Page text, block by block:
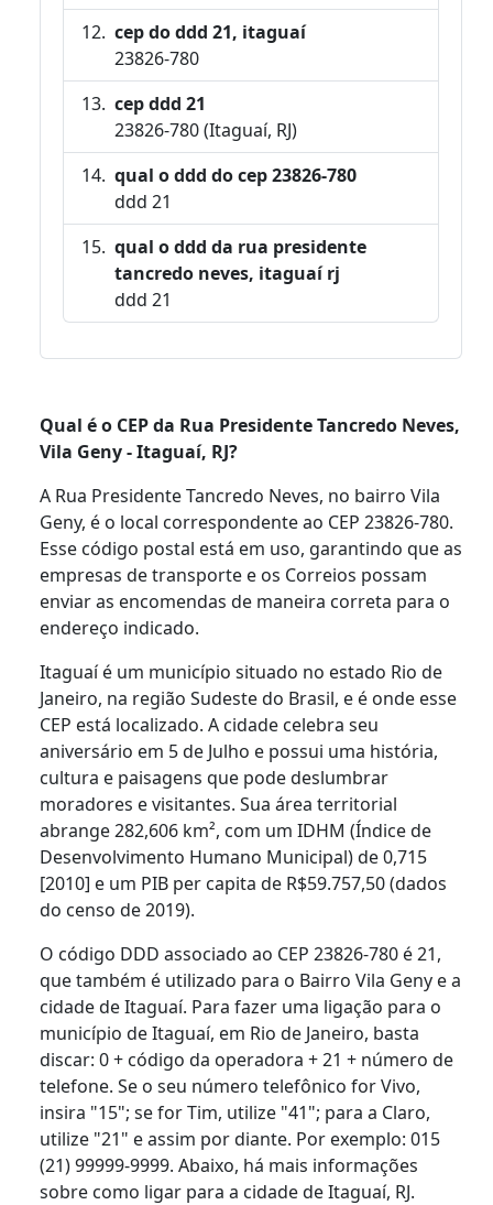
cep do ddd 21, itaguaí
23826-780
cep ddd 21
23826-780 (Itaguaí, RJ)
qual o ddd do cep 23826-780
ddd 21
qual o ddd da rua presidente
tancredo neves, itaguaí rj
ddd 21
Qual é o CEP da Rua Presidente Tancredo Neves,
Vila Geny - Itaguaí, RJ?
A Rua Presidente Tancredo Neves, no bairro Vila
Geny, é o local correspondente ao CEP 23826-780.
Esse código postal está em uso, garantindo que as
empresas de transporte e os Correios possam
enviar as encomendas de maneira correta para o
endereço indicado.
Itaguaí é um município situado no estado Rio de
Janeiro, na região Sudeste do Brasil, e é onde esse
CEP está localizado. A cidade celebra seu
aniversário em 5 de Julho e possui uma história,
cultura e paisagens que pode deslumbrar
moradores e visitantes. Sua área territorial
abrange 282,606 km², com um IDHM (Índice de
Desenvolvimento Humano Municipal) de 0,715
[2010] e um PIB per capita de R$59.757,50 (dados
do censo de 2019).
O código DDD associado ao CEP 23826-780 é 21,
que também é utilizado para o Bairro Vila Geny e a
cidade de Itaguaí. Para fazer uma ligação para o
município de Itaguaí, em Rio de Janeiro, basta
discar: 0 + código da operadora + 21 + número de
telefone. Se o seu número telefônico for Vivo,
insira "15"; se for Tim, utilize "41"; para a Claro,
utilize "21" e assim por diante. Por exemplo: 015
(21) 99999-9999. Abaixo, há mais informações
sobre como ligar para a cidade de Itaguaí, RJ.